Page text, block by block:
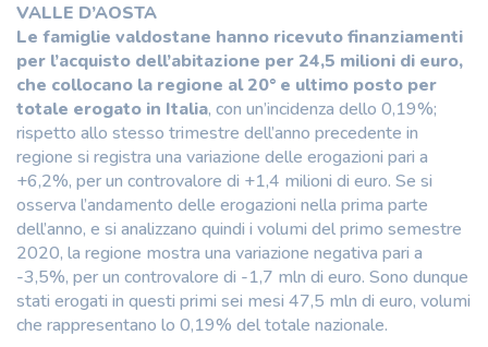
VALLE D’AOSTA
Le famiglie valdostane hanno ricevuto finanziamenti
per l’acquisto dell’abitazione per 24,5 milioni di euro,
che collocano la regione al 20° e ultimo posto per
totale erogato in Italia, con un’incidenza dello 0,19%;
rispetto allo stesso trimestre dell’anno precedente in
regione si registra una variazione delle erogazioni pari a
+6,2%, per un controvalore di +1,4 milioni di euro. Se si
osserva l’andamento delle erogazioni nella prima parte
dell’anno, e si analizzano quindi i volumi del primo semestre
2020, la regione mostra una variazione negativa pari a
-3,5%, per un controvalore di -1,7 mln di euro. Sono dunque
stati erogati in questi primi sei mesi 47,5 mln di euro, volumi
che rappresentano lo 0,19% del totale nazionale.